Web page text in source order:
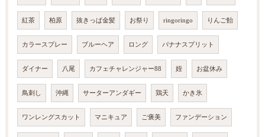
紅茶 柏原 抜きっぱ金髪 お祭り ringoringo りんご飴
カラースプレー ブルーヘア ロング バナナスプリット
ダイナー 八尾 カフェチャレンジャー88 姪 お盆休み
鳥刺し 沖縄 サーターアンダギー 鶏天 かき氷
ワンレングスカット マニキュア ご褒美 ファンデーション